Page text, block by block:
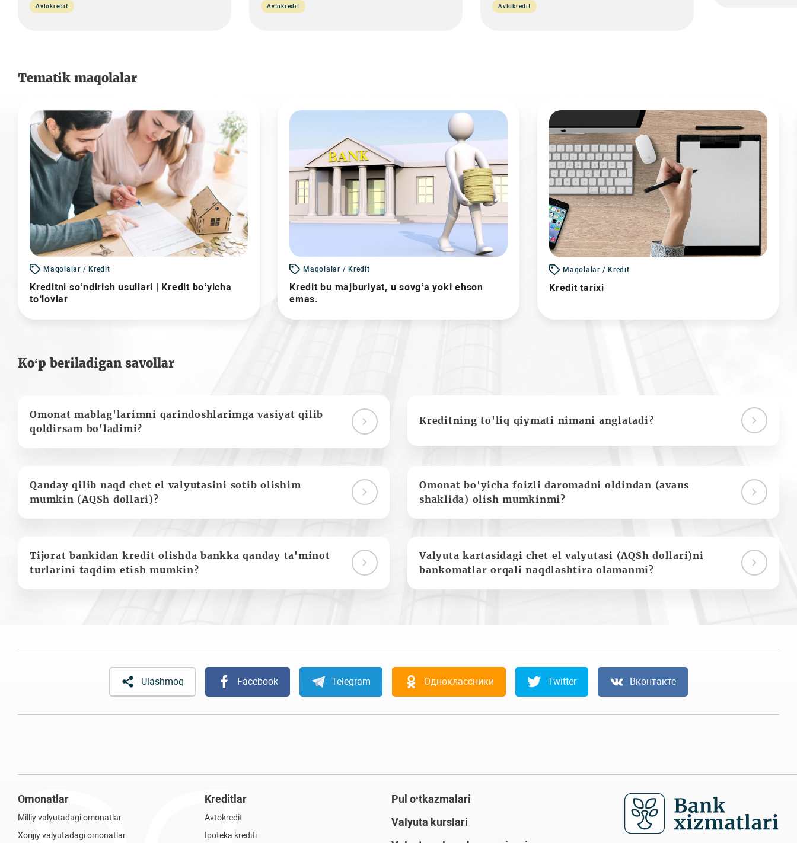
Avtokredit Avtokredit Avtokredit
Tematik maqolalar
Maqolalar / Kredit
Kreditni so‘ndirish usullari | Kredit bo‘yicha
to‘lovlar
Maqolalar / Kredit
Kredit bu majburiyat, u sovg‘a yoki ehson
emas.
Maqolalar / Kredit
Kredit tarixi
Ko‘p beriladigan savollar
Omonat mablag'larimni qarindoshlarimga vasiyat qilib
qoldirsam bo'ladimi?
Kreditning to'liq qiymati nimani anglatadi?
Qanday qilib naqd chet el valyutasini sotib olishim
mumkin (AQSh dollari)?
Omonat bo'yicha foizli daromadni oldindan (avans
shaklida) olish mumkinmi?
Tijorat bankidan kredit olishda bankka qanday ta'minot
turlarini taqdim etish mumkin?
Valyuta kartasidagi chet el valyutasi (AQSh dollari)ni
bankomatlar orqali naqdlashtira olamanmi?
Ulashmoq Facebook Telegram Одноклассники Twitter Вконтакте
Omonatlar
Milliy valyutadagi omonatlar
Xorijiy valyutadagi omonatlar
Kreditlar
Avtokredit
Ipoteka krediti
Pul o‘tkazmalari
Valyuta kurslari